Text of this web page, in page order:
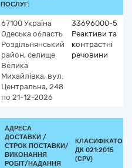
ПОСЛУГ:
67100 Україна
Одеська область
Роздільнянський
район, селище
Велика
Михайлівка, вул.
Центральна, 248
по 21-12-2026
33696000-5
Реактиви та
контрастні
речовини
АДРЕСА
ДОСТАВКИ /
СТРОК ПОСТАВКИ/
ВИКОНАННЯ
РОБІТ/НАДАННЯ
КЛАСИФІКАТОР
ДК 021:2015
(CPV)